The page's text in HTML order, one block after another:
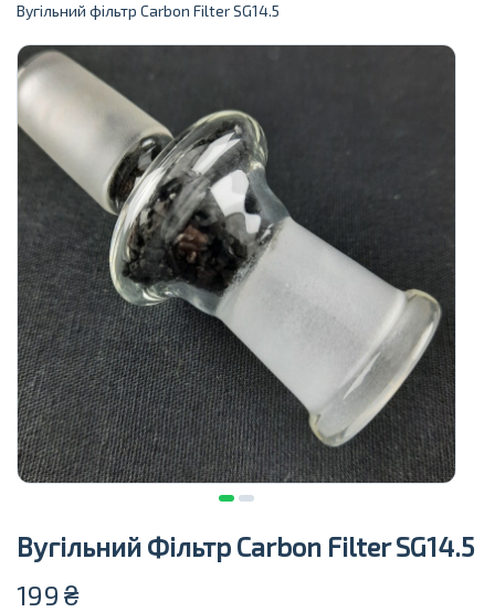
Вугільний фільтр Carbon Filter SG14.5
Вугільний Фільтр Carbon Filter SG14.5
199 ₴